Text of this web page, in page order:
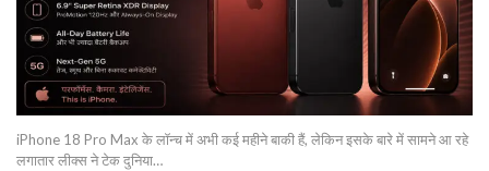
iPhone 18 Pro Max के लॉन्च में अभी कई महीने बाकी हैं, लेकिन इसके बारे में सामने आ रहे
लगातार लीक्स ने टेक दुनिया…